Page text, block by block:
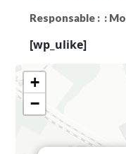
Responsable : :
[wp_ulike]
+
−